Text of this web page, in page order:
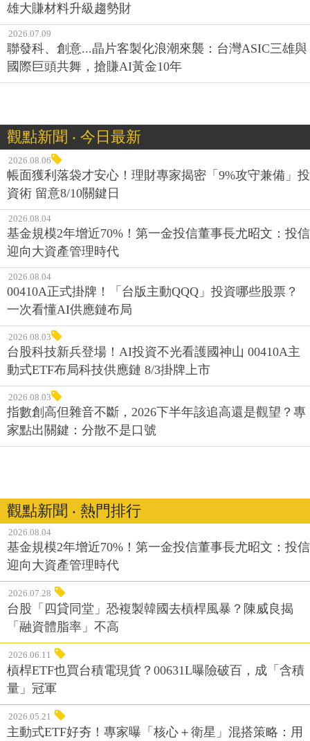
雄大賺材料升級趨勢財
2026.07.09
聯發科、創意...晶片客製化浪潮來襲：台灣ASIC三雄與
國際巨頭共舞，搶賺AI黃金10年
觀點新聞 ‧ 今日最新
2026.08.06
帳面獲利落袋才安心！理財專家揭密「9%攻守兼備」投
資術 留意8/10關鍵日
2026.08.04
基金規模2年增近70%！第一金投信董事長尤昭文：投信
迎向大資產管理時代
2026.08.04
00410A正式掛牌！「台版主動QQQ」投資哪些股票？
一次看懂AI供應鏈布局
2026.08.03
台股科技新兵登場！AI投資不光看護國神山 00410A主
動式ETF布局科技供應鏈 8/3掛牌上市
2026.08.03
指數創高但雜音不斷，2026下半年該追高還是觀望？專
家點出關鍵：分散不是口號
觀點新聞 ‧ 熱門排行
2026.08.04
基金規模2年增近70%！第一金投信董事長尤昭文：投信
迎向大資產管理時代
2026.07.28
台股「四貸同堂」恐複製韓國去槓桿風暴？陳威良揭
「融資體脂率」不高
2026.06.11
槓桿ETF也買台積電現貨？00631L曝險破百，成「含積
量」冠軍
2026.05.21
主動式ETF好夯！專家曝「核心＋衛星」混搭策略：用